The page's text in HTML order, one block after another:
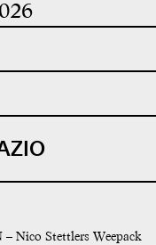
Nico Stettlers Weepack